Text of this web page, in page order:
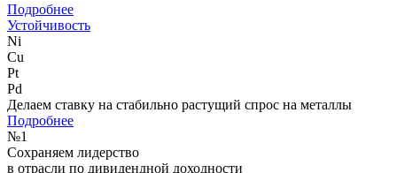
Подробнее
Устойчивость
Ni
Cu
Pt
Pd
Делаем ставку на стабильно растущий спрос на металлы
Подробнее
№1
Сохраняем лидерство
в отрасли по дивидендной доходности